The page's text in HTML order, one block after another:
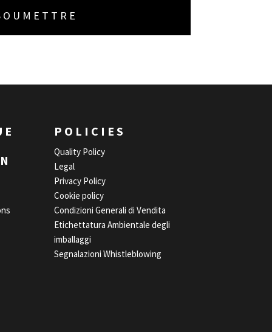
POLICIES
Quality Policy
Legal
Privacy Policy
Cookie policy
Condizioni Generali di Vendita
Etichettatura Ambientale degli
imballaggi
Segnalazioni Whistleblowing